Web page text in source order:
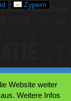
Zypern
Website weiter
Weitere Infos